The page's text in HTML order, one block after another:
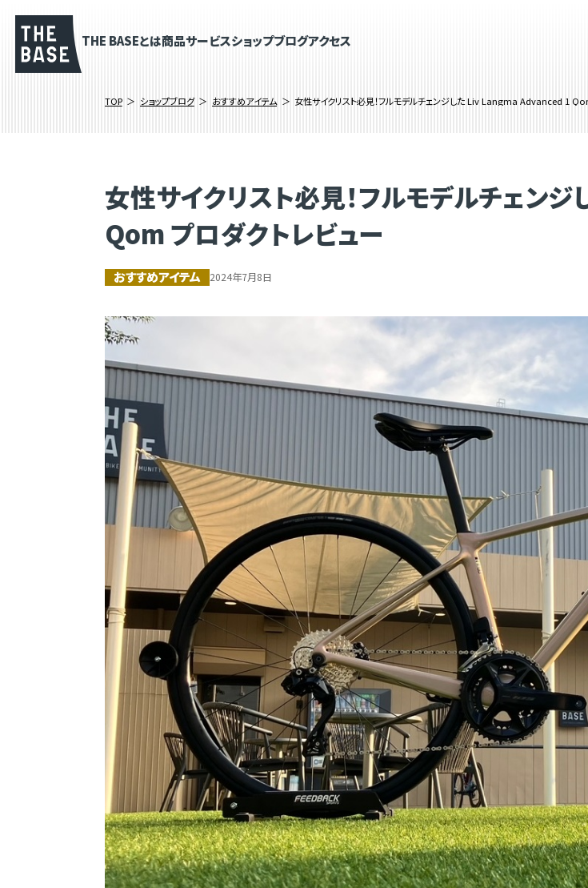
THE BASEとは商品サービスショップブログアクセス
TOP ショップブログ おすすめアイテム 女性サイクリスト必見！フルモデルチェンジした Liv Langma Advanced 1
女性サイクリスト必見！フルモデルチェ
Qom プロダクトレビュー
おすすめアイテム 2024年7月8日